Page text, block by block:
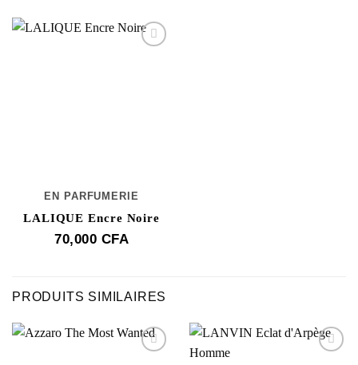
EN PARFUMERIE
LALIQUE Encre Noire
70,000 CFA
PRODUITS SIMILAIRES